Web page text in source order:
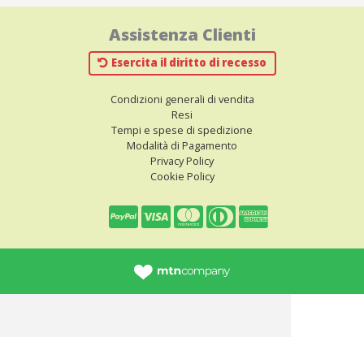
Assistenza Clienti
Esercita il diritto di recesso
Condizioni generali di vendita
Resi
Tempi e spese di spedizione
Modalità di Pagamento
Privacy Policy
Cookie Policy